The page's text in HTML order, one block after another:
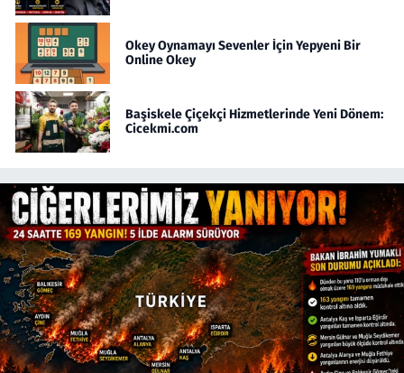
Okey Oynamayı Sevenler İçin Yepyeni Bir
Online Okey
Başiskele Çiçekçi Hizmetlerinde Yeni Dönem:
Cicekmi.com